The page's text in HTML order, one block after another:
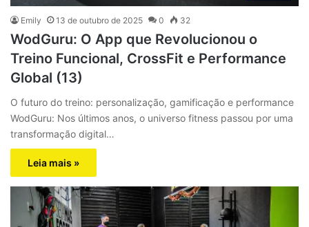
Emily 13 de outubro de 2025 0 32
WodGuru: O App que Revolucionou o
Treino Funcional, CrossFit e Performance
Global (13)
O futuro do treino: personalização, gamificação e performance
WodGuru: Nos últimos anos, o universo fitness passou por uma
transformação digital…
Leia mais »